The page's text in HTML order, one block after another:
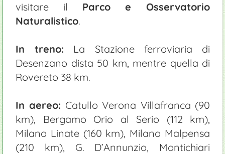
visitare il Parco e Osservatorio
Naturalistico.
In treno: La Stazione ferroviaria di
Desenzano dista 50 km, mentre quella di
Rovereto 38 km.
In aereo: Catullo Verona Villafranca (90
km), Bergamo Orio al Serio (112 km),
Milano Linate (160 km), Milano Malpensa
(210 km), G. D’Annunzio, Montichiari